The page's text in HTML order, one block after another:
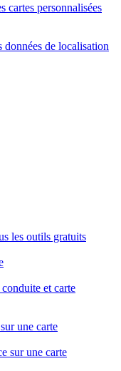
cartes personnalisées
données de localisation
les outils gratuits
et carte
une carte
sur une carte